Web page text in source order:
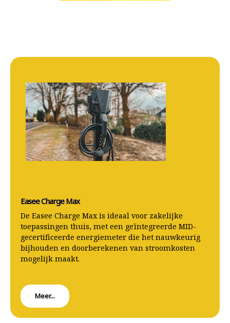
Easee Charge Max
De Easee Charge Max is ideaal voor zakelijke
toepassingen thuis, met een geïntegreerde MID-
gecertificeerde energiemeter die het nauwkeurig
bijhouden en doorberekenen van stroomkosten
mogelijk maakt.
Meer...